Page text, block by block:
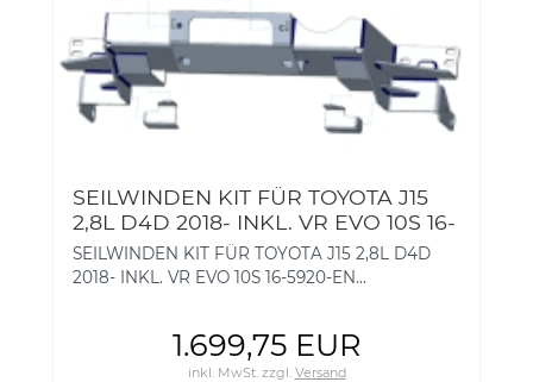
SEILWINDEN KIT FÜR TOYOTA J15
2,8L D4D 2018- INKL. VR EVO 10S 16-
5920-ENTRY
SEILWINDEN KIT FÜR TOYOTA J15 2,8L D4D
2018- INKL. VR EVO 10S 16-5920-EN...
1.699,75 EUR
inkl. MwSt.zzgl. Versand